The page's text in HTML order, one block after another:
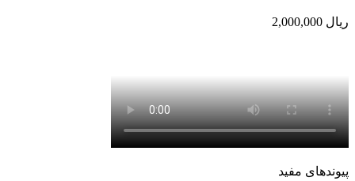
ریال
پیوندهای مفید